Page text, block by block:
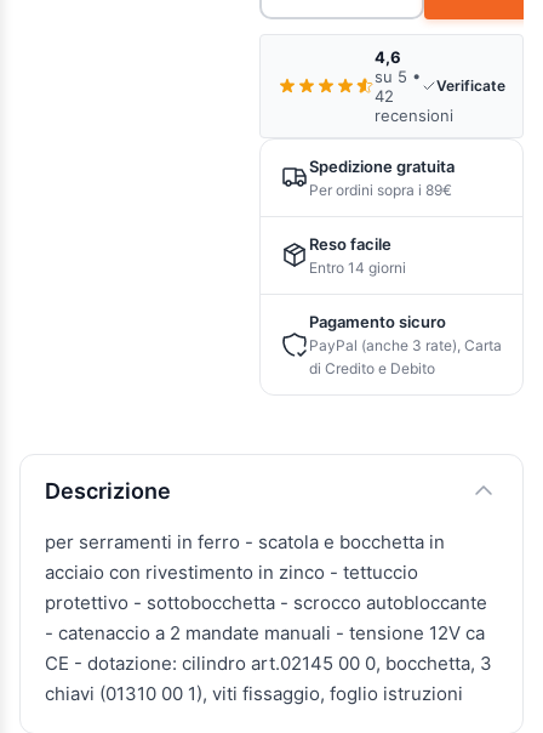
4,6
su 5 •
42
recensioni
Verificate
Spedizione gratuita
Per ordini sopra i 89€
Reso facile
Entro 14 giorni
Pagamento sicuro
PayPal (anche 3 rate), Carta
di Credito e Debito
Descrizione e caratteristiche
Descrizione
per serramenti in ferro - scatola e bocchetta in
acciaio con rivestimento in zinco - tettuccio
protettivo - sottobocchetta - scrocco autobloccante
- catenaccio a 2 mandate manuali - tensione 12V ca
CE - dotazione: cilindro art.02145 00 0, bocchetta, 3
chiavi (01310 00 1), viti fissaggio, foglio istruzioni